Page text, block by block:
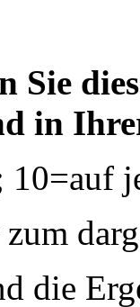
Sie
in
die